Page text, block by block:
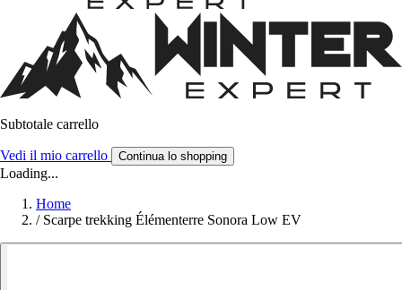
Subtotale carrello
Vedi il mio carrello Continua lo shopping
Loading...
Home
/ Scarpe trekking Élémenterre Sonora Low EV